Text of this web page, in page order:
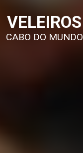
VELEIROS
CABO DO MUNDO